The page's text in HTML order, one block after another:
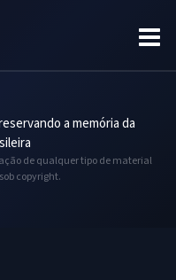
a memória da
de qualquer tipo de material
copyright.